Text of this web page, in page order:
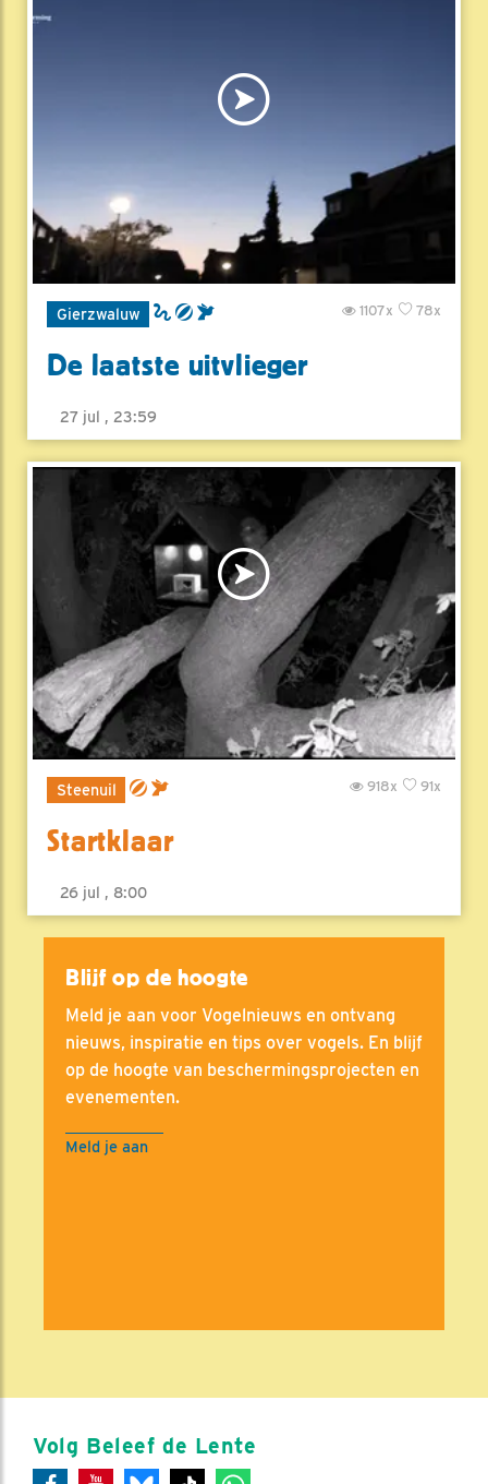
Gierzwaluw 78x
1107x
De laatste uitvlieger
27 jul , 23:59
Steenuil 91x
918x
Startklaar
26 jul , 8:00
Blijf op de hoogte
Meld je aan voor Vogelnieuws en ontvang
nieuws, inspiratie en tips over vogels. En blijf
op de hoogte van beschermingsprojecten en
evenementen.
Meld je aan
Volg Beleef de Lente